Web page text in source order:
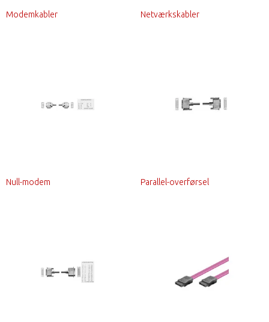
Modemkabler Netværkskabler
Null-modem Parallel-overførsel